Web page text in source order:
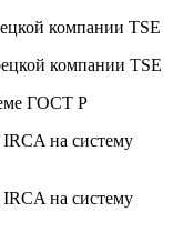
компании TSE
компании TSE
ГОСТ Р
на систему
на систему